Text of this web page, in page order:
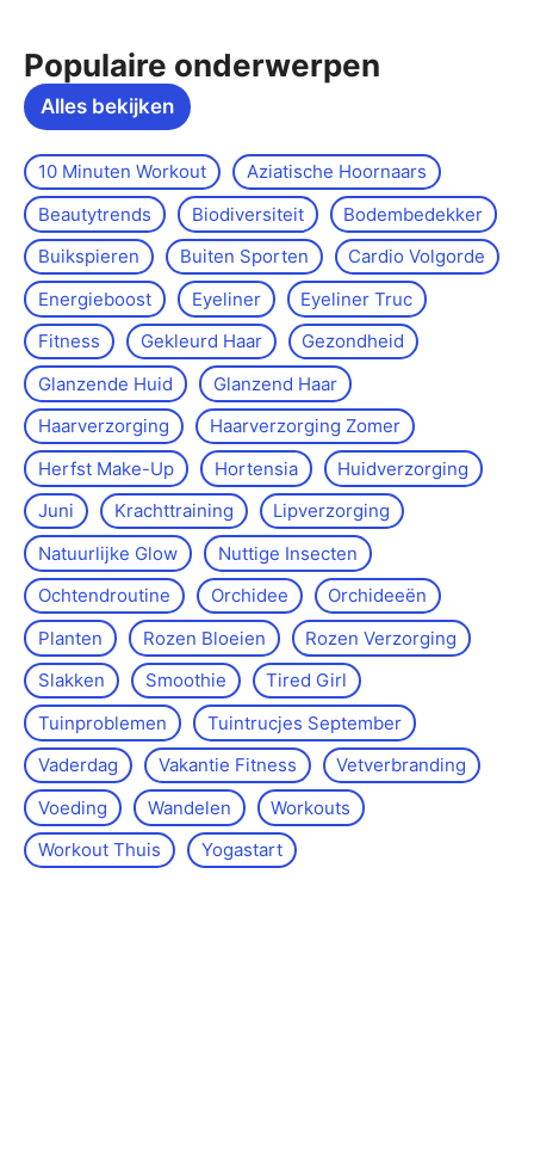
Populaire onderwerpen
Alles bekijken
10 Minuten Workout
Aziatische Hoornaars
Beautytrends
Biodiversiteit
Bodembedekker
Buikspieren
Buiten Sporten
Cardio Volgorde
Energieboost
Eyeliner
Eyeliner Truc
Fitness
Gekleurd Haar
Gezondheid
Glanzende Huid
Glanzend Haar
Haarverzorging
Haarverzorging Zomer
Herfst Make-Up
Hortensia
Huidverzorging
Juni
Krachttraining
Lipverzorging
Natuurlijke Glow
Nuttige Insecten
Ochtendroutine
Orchidee
Orchideeën
Planten
Rozen Bloeien
Rozen Verzorging
Slakken
Smoothie
Tired Girl
Tuinproblemen
Tuintrucjes September
Vaderdag
Vakantie Fitness
Vetverbranding
Voeding
Wandelen
Workouts
Workout Thuis
Yoga­start